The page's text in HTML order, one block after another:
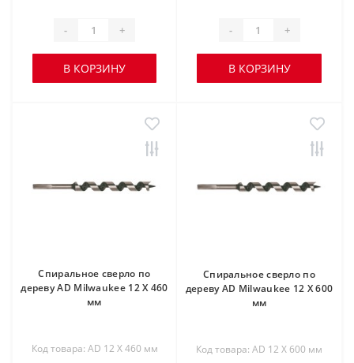
- +
В КОРЗИНУ
- +
В КОРЗИНУ
Спиральное сверло по
дереву AD Milwaukee 12 X 460
мм
Код товара: AD 12 X 460 мм
Спиральное сверло по
дереву AD Milwaukee 12 X 600
мм
Код товара: AD 12 X 600 мм